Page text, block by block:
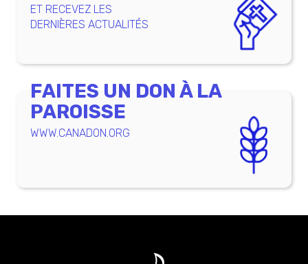
ET RECEVEZ LES
DERNIÈRES ACTUALITÉS
FAITES UN DON À LA
PAROISSE
WWW.CANADON.ORG